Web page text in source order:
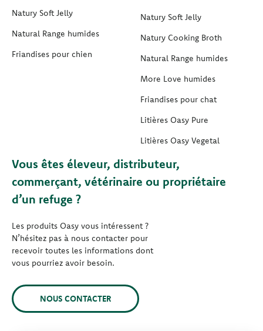
Natury Soft Jelly
Natural Range humides
Friandises pour chien
Natury Soft Jelly
Natury Cooking Broth
Natural Range humides
More Love humides
Friandises pour chat
Litières Oasy Pure
Litières Oasy Vegetal
Vous êtes éleveur, distributeur,
commerçant, vétérinaire ou propriétaire
d’un refuge ?
Les produits Oasy vous intéressent ?
N’hésitez pas à nous contacter pour
recevoir toutes les informations dont
vous pourriez avoir besoin.
NOUS CONTACTER